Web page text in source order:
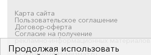
Карта сайта
Пользовательское соглашение
Договор-оферта
Согласие на получение
рекламно-информационных материалов
Продолжая использовать